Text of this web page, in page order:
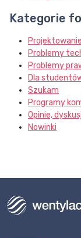
Kategorie
Projektowanie
Problemy
Problemy
Dla
Szukam
Programy
Opinie,
Nowinki